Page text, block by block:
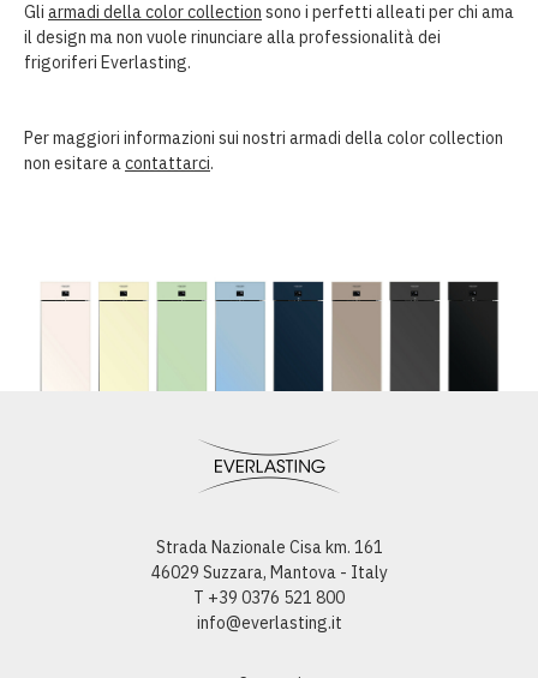
Gli armadi della color collection sono i perfetti alleati per chi ama
il design ma non vuole rinunciare alla professionalità dei
frigoriferi Everlasting.
Per maggiori informazioni sui nostri armadi della color collection
non esitare acontattarci.
Strada Nazionale Cisa km. 161
46029 Suzzara, Mantova - Italy
T +39 0376 521 800
info@everlasting.it